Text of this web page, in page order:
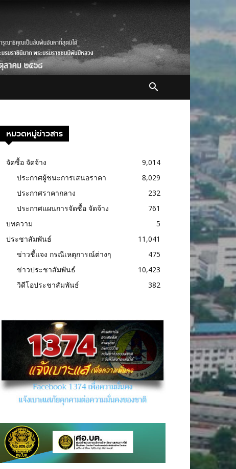
หมวดหมู่ข่าวสาร
จัดซื้อ จัดจ้าง
9,014
ประกาศผู้ชนะการเสนอราคา
8,029
ประกาศราคากลาง
232
ประกาศแผนการจัดซื้อ จัดจ้าง
761
บทความ
5
ประชาสัมพันธ์
11,041
ข่าวชี้แจง กรณีเหตุการณ์ต่างๆ
475
ข่าวประชาสัมพันธ์
10,423
วิดีโอประชาสัมพันธ์
382